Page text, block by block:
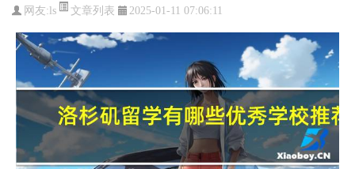
网友: ls 文章列表 2025-01-11 07:06:11